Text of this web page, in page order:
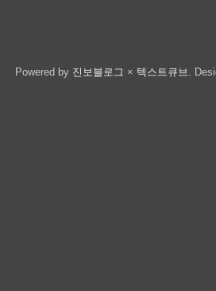
Powered by 진보블로그 × 텍스트큐브